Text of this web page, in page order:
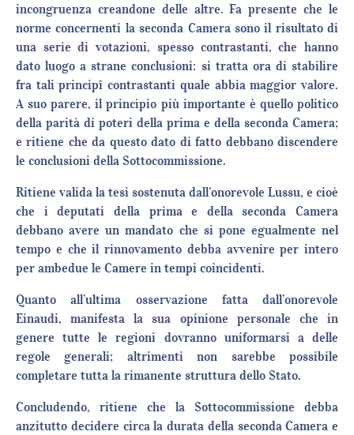
incongruenza creandone delle altre. Fa presente che le
norme concernenti la seconda Camera sono il risultato di
una serie di votazioni, spesso contrastanti, che hanno
dato luogo a strane conclusioni: si tratta ora di stabilire
fra tali principî contrastanti quale abbia maggior valore.
A suo parere, il principio più importante è quello politico
della parità di poteri della prima e della seconda Camera;
e ritiene che da questo dato di fatto debbano discendere
le conclusioni della Sottocommissione.
Ritiene valida la tesi sostenuta dall’onorevole Lussu, e cioè
che i deputati della prima e della seconda Camera
debbano avere un mandato che si pone egualmente nel
tempo e che il rinnovamento debba avvenire per intero
per ambedue le Camere in tempi coincidenti.
Quanto all’ultima osservazione fatta dall’onorevole
Einaudi, manifesta la sua opinione personale che in
genere tutte le regioni dovranno uniformarsi a delle
regole generali; altrimenti non sarebbe possibile
completare tutta la rimanente struttura dello Stato.
Concludendo, ritiene che la Sottocommissione debba
anzitutto decidere circa la durata della seconda Camera e